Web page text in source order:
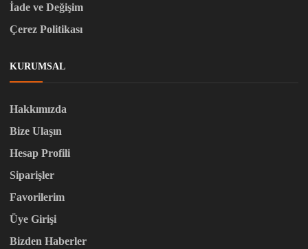
İade ve Değişim
Çerez Politikası
KURUMSAL
Hakkımızda
Bize Ulaşın
Hesap Profili
Siparişler
Favorilerim
Üye Girişi
Bizden Haberler